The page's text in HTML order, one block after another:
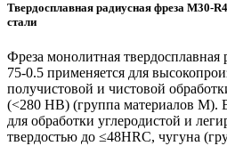
Твердосплавная радиусная фреза M30-
стали
Фреза монолитная
75-0.5 применяется для
получистовой и чистовой
(<280 HB) (группа материалов
для обработки углеродистой и
твердостью до ≤48HRC, чугуна